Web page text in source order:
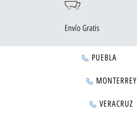
Envío Gratis
PUEBLA
MONTERREY
VERACRUZ